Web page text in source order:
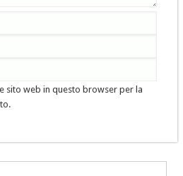
sito web in questo browser per la